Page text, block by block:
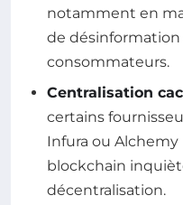
notamment en
de
consommateurs.
Centralisation
certains
Infura ou Alchemy
blockchain
décentralisation.